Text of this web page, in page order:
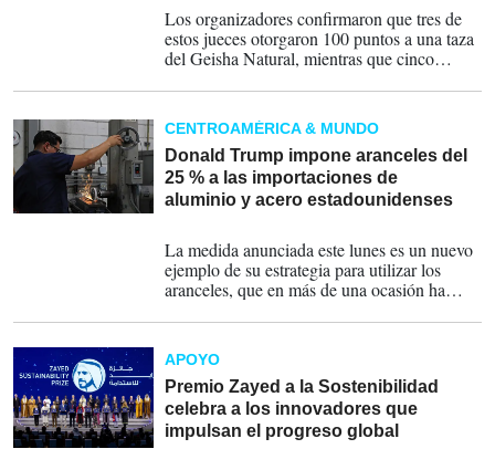
Los organizadores confirmaron que tres de
estos jueces otorgaron 100 puntos a una taza
del Geisha Natural, mientras que cinco
del Geisha Lavado, reafirmando así la
extraordinaria calidad del café panameño.
CENTROAMÉRICA & MUNDO
Donald Trump impone aranceles del
25 % a las importaciones de
aluminio y acero estadounidenses
La medida anunciada este lunes es un nuevo
ejemplo de su estrategia para utilizar los
aranceles, que en más de una ocasión ha
el diccionario', como herramienta de
negociación para obtener concesiones
concretas no solo en comercio, sino también
en cuestiones de migración y seguridad.
APOYO
Premio Zayed a la Sostenibilidad
celebra a los innovadores que
impulsan el progreso global